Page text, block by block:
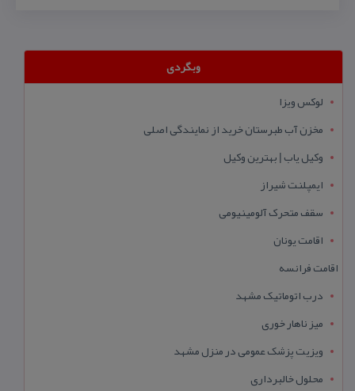
وبگردی
لوکس ویزا
مخزن آب طبرستان خرید از نمایندگی اصلی
وکیل یاب | بهترین وکیل
ایمپلنت شیراز
سقف متحرک آلومینیومی
اقامت یونان
اقامت فرانسه
درب اتوماتیک مشهد
میز ناهار خوری
ویزیت پزشک عمومی در منزل مشهد
محلول خالبرداری